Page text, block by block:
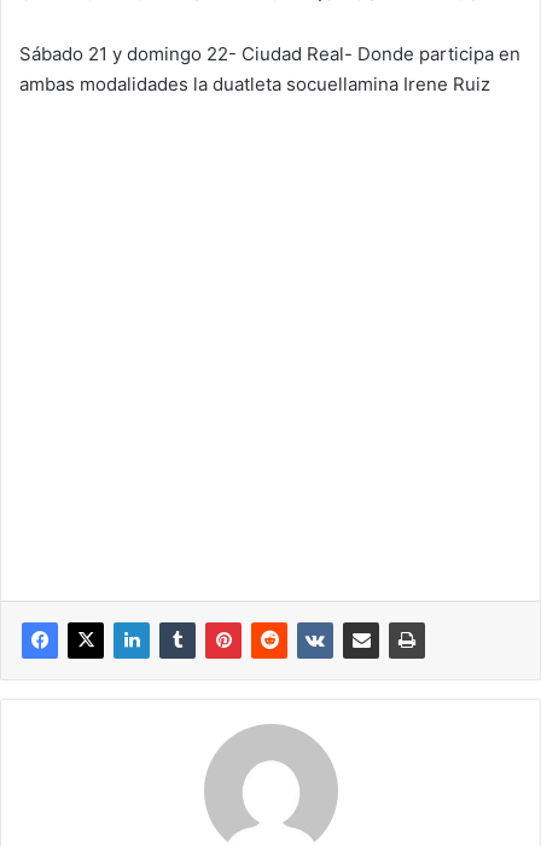
Sábado 21 y domingo 22- Ciudad Real- Donde participa en
ambas modalidades la duatleta socuellamina Irene Ruiz